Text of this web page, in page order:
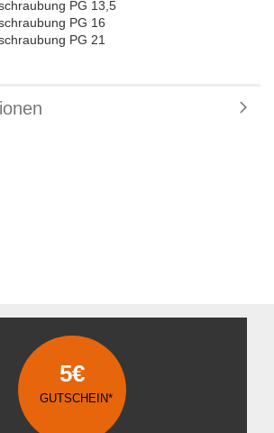
PG 13,5
PG 16
PG 21
5€
GUTSCHEIN*